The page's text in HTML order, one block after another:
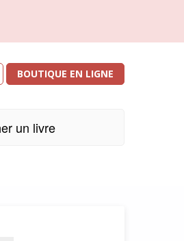
BOUTIQUE EN LIGNE